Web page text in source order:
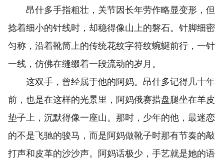
昂什多手指粗壮，关节因长年劳作略显变形，但
捻着细小的针线时，却稳得像山上的磐石。针脚细密
匀称，沿着靴筒上的传统花纹字符纹蜿蜒前行，一针
一线，仿佛在缝缀着一段流动的岁月。
这双手，曾经属于他的阿妈。昂什多记得几十年
前，也是在这样的光景里，阿妈俄赛措盘腿坐在羊皮
垫子上，沉默得像一座山。那时，少年的他，最迷恋
的不是飞驰的骏马，而是阿妈做靴子时那有节奏的敲
打声和皮革的沙沙声。阿妈话极少，手艺就是她的语